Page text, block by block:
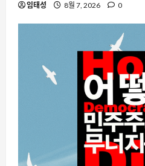
임태성 8월 7, 2026 0